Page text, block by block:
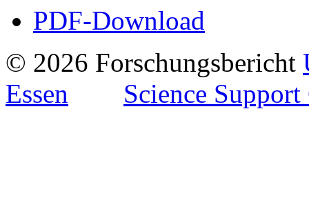
PDF-Download
© 2026 Forschungsbericht
Essen
Science